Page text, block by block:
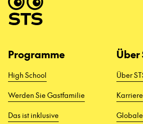
Programme
High School
Werden Sie Gastfamilie
Das ist inklusive
Über
Über
Karriere